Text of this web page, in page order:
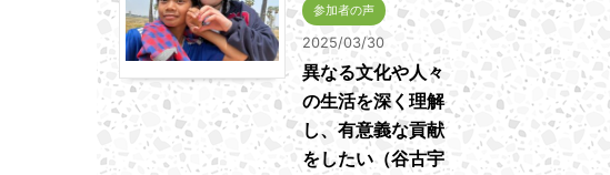
参加者の声
2025/03/30
異なる文化や人々
の生活を深く理解
し、有意義な貢献
をしたい（谷古宇